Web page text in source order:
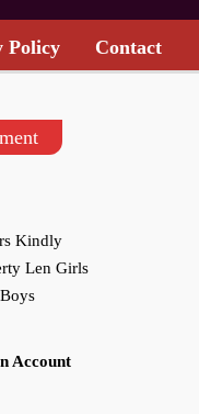
Policy Contact
Kindly
Len Girls
Account